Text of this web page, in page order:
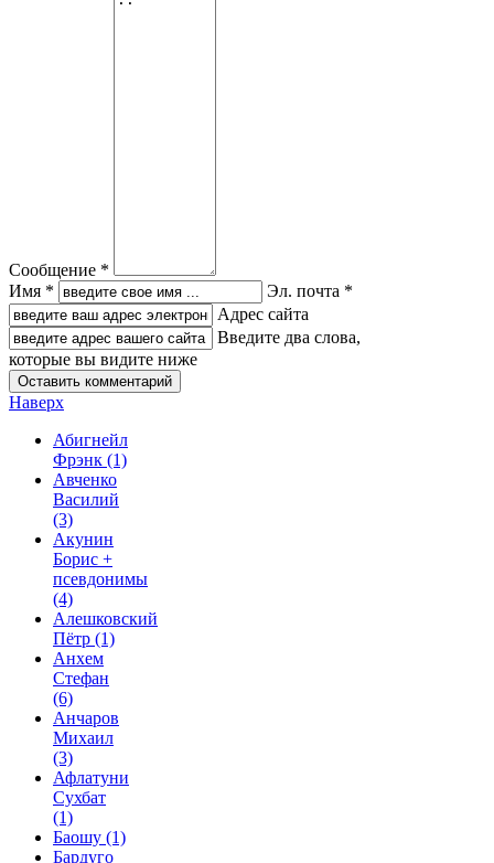
Сообщение *
Имя *
Эл. почта *
Адрес сайта
Введите два слова,
которые вы видите ниже
Наверх
Абигнейл
Фрэнк (1)
Авченко
Василий
(3)
Акунин
Борис +
псевдонимы
(4)
Алешковский
Пётр (1)
Анхем
Стефан
(6)
Анчаров
Михаил
(3)
Афлатуни
Сухбат
(1)
Баошу (1)
Бардуго